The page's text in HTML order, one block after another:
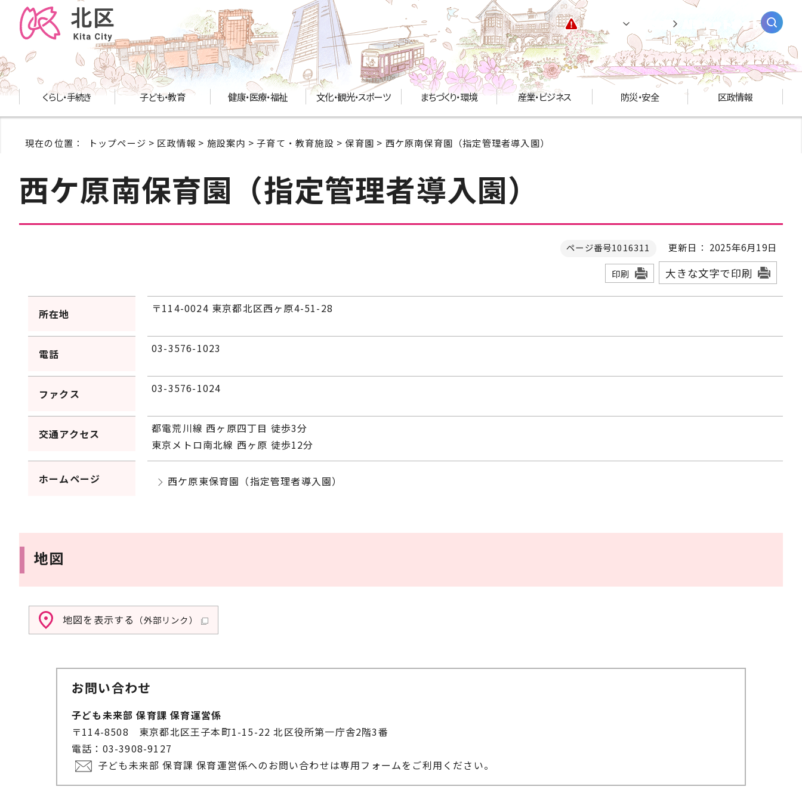
緊急情報 AIチャットボット
くらし・手続き 子ども・教育 健康・医療・福祉 文化・観光・スポーツ まちづくり・環境 産業・ビジネス 防災・安全 区政情報
現在の位置： トップページ > 区政情報 > 施設案内 >子育て・教育施設 >保育園 > 西ケ原南保育園（指定管理者導入園）
西ケ原南保育園（指定管理者導入園）
ページ番号1016311 更新日： 2025年6月19日
印刷 大きな文字で印刷
所在地 〒114-0024 東京都北区西ヶ原4-51-28
電話 03-3576-1023
ファクス 03-3576-1024
交通アクセス
都電荒川線 西ヶ原四丁目 徒歩3分
東京メトロ南北線 西ヶ原 徒歩12分
ホームページ 西ケ原東保育園（指定管理者導入園）
地図
地図を表示する （外部リンク）
お問い合わせ
子ども未来部 保育課 保育運営係
〒114-8508 東京都北区王子本町1-15-22 北区役所第一庁舎2階3番
電話：03-3908-9127
子ども未来部 保育課 保育運営係へのお問い合わせは専用フォームをご利用ください。